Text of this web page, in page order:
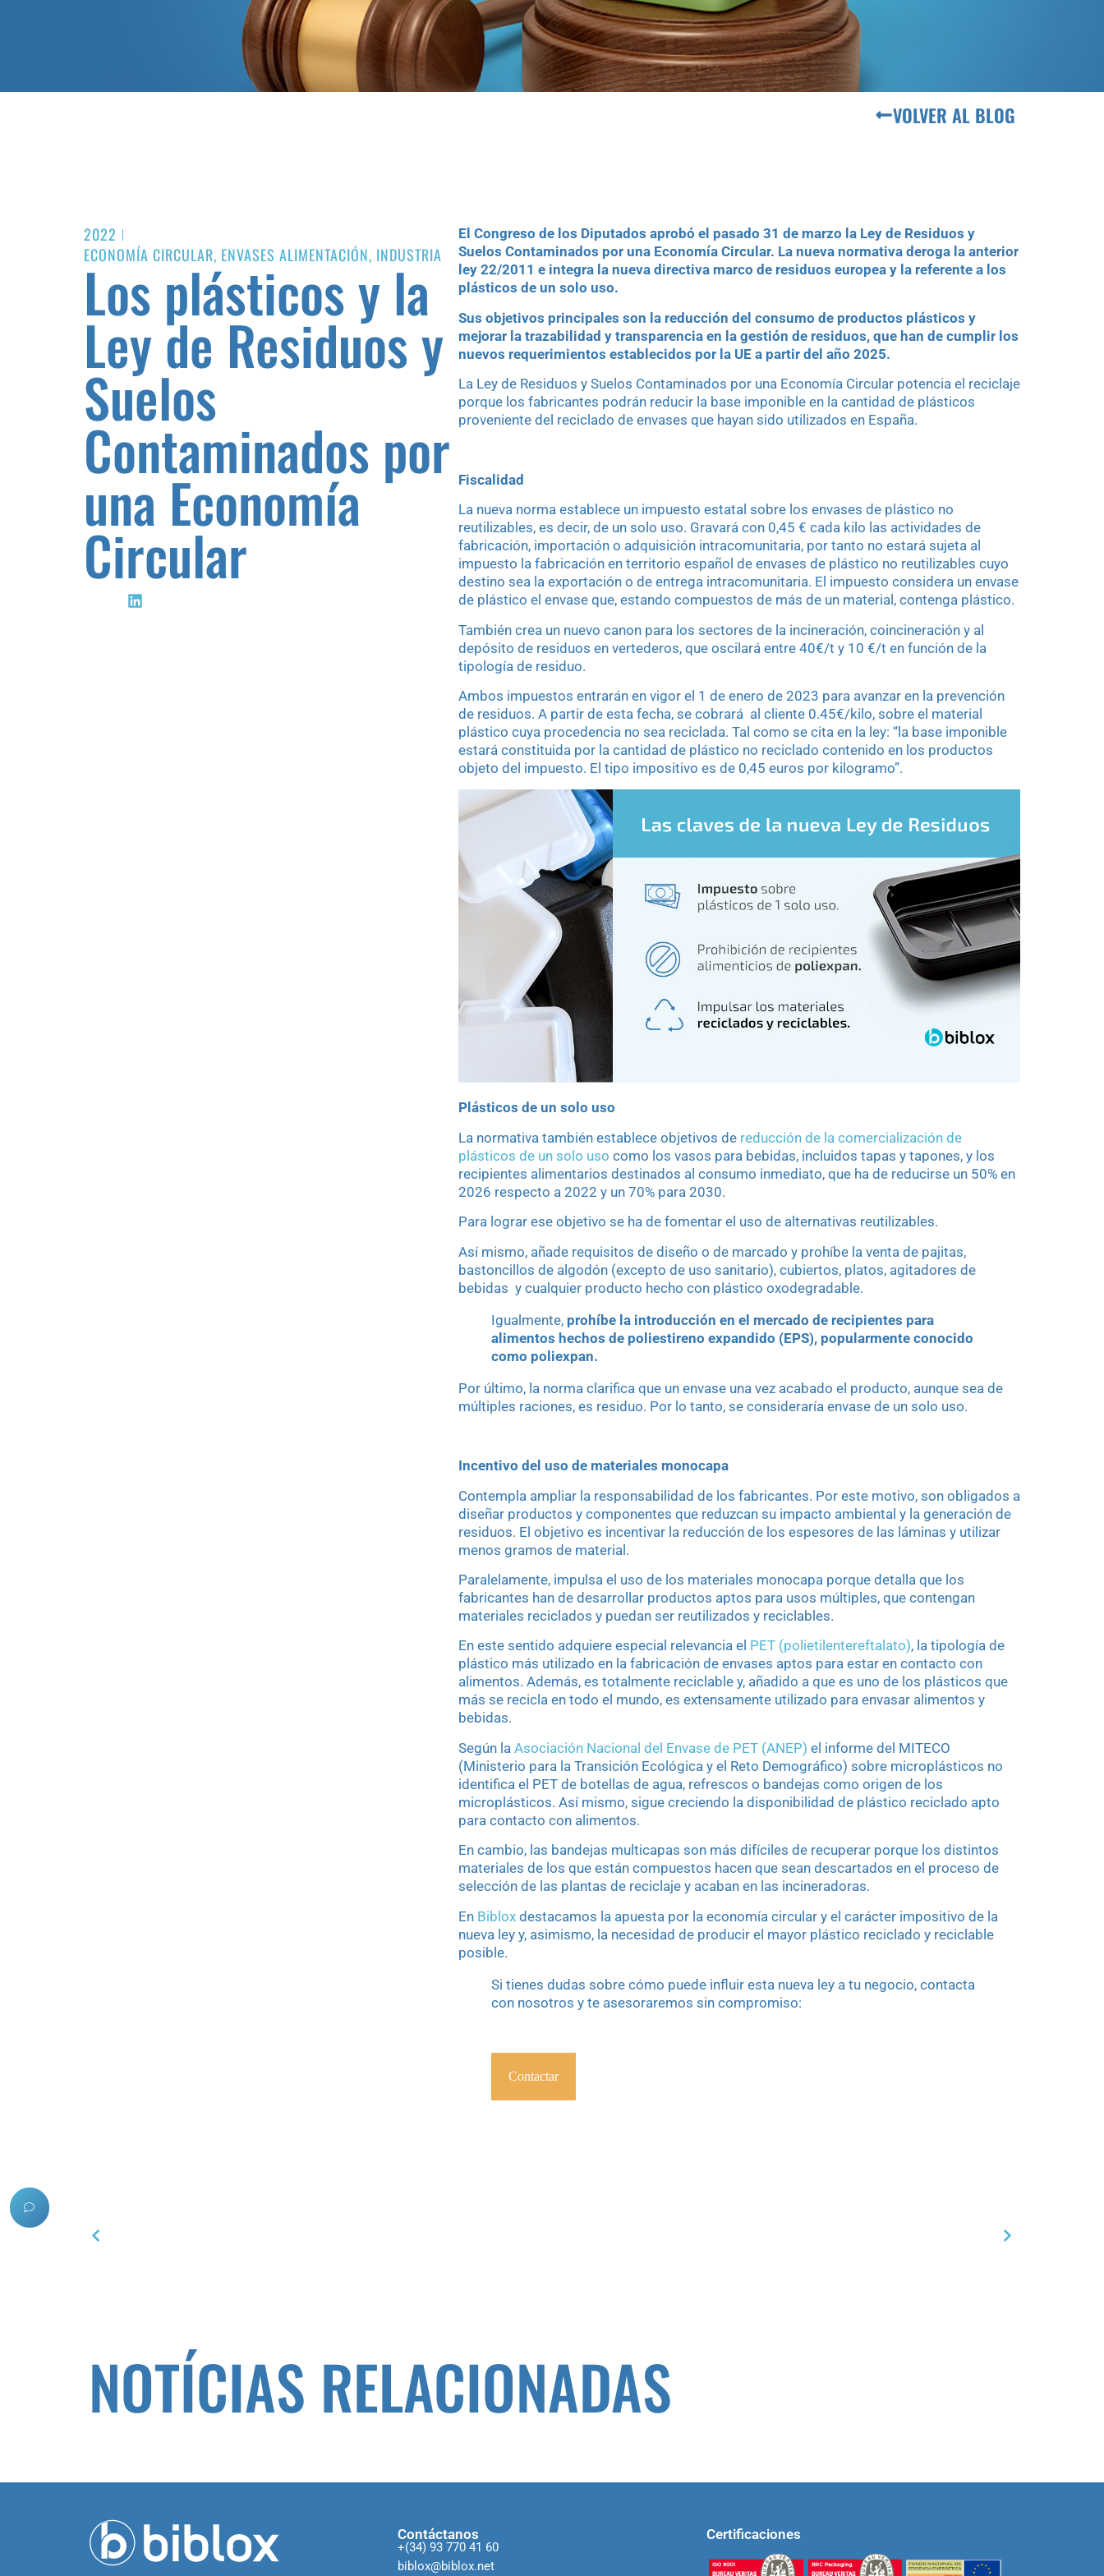
VOLVER AL BLOG
2022
ECONOMÍA CIRCULAR, ENVASES ALIMENTACIÓN, INDUSTRIA
Los plásticos y la
Ley de Residuos y
Suelos
Contaminados por
una Economía
Circular
El Congreso de los Diputados aprobó el pasado 31 de marzo la Ley de Residuos y
Suelos Contaminados por una Economía Circular. La nueva normativa deroga la anterior
ley 22/2011 e integra la nueva directiva marco de residuos europea y la referente a los
plásticos de un solo uso.
Sus objetivos principales son la reducción del consumo de productos plásticos y
mejorar la trazabilidad y transparencia en la gestión de residuos, que han de cumplir los
nuevos requerimientos establecidos por la UE a partir del año 2025.
La Ley de Residuos y Suelos Contaminados por una Economía Circular potencia el reciclaje
porque los fabricantes podrán reducir la base imponible en la cantidad de plásticos
proveniente del reciclado de envases que hayan sido utilizados en España.
Fiscalidad
La nueva norma establece un impuesto estatal sobre los envases de plástico no
reutilizables, es decir, de un solo uso. Gravará con 0,45 € cada kilo las actividades de
fabricación, importación o adquisición intracomunitaria, por tanto no estará sujeta al
impuesto la fabricación en territorio español de envases de plástico no reutilizables cuyo
destino sea la exportación o de entrega intracomunitaria. El impuesto considera un envase
de plástico el envase que, estando compuestos de más de un material, contenga plástico.
También crea un nuevo canon para los sectores de la incineración, coincineración y al
depósito de residuos en vertederos, que oscilará entre 40€/t y 10 €/t en función de la
tipología de residuo.
Ambos impuestos entrarán en vigor el 1 de enero de 2023 para avanzar en la prevención
de residuos. A partir de esta fecha, se cobrará al cliente 0.45€/kilo, sobre el material
plástico cuya procedencia no sea reciclada. Tal como se cita en la ley: “la base imponible
estará constituida por la cantidad de plástico no reciclado contenido en los productos
objeto del impuesto. El tipo impositivo es de 0,45 euros por kilogramo”.
Plásticos de un solo uso
La normativa también establece objetivos de reducción de la comercialización de
plásticos de un solo uso como los vasos para bebidas, incluidos tapas y tapones, y los
recipientes alimentarios destinados al consumo inmediato, que ha de reducirse un 50% en
2026 respecto a 2022 y un 70% para 2030.
Para lograr ese objetivo se ha de fomentar el uso de alternativas reutilizables.
Así mismo, añade requisitos de diseño o de marcado y prohíbe la venta de pajitas,
bastoncillos de algodón (excepto de uso sanitario), cubiertos, platos, agitadores de
bebidas y cualquier producto hecho con plástico oxodegradable.
Igualmente, prohíbe la introducción en el mercado de recipientes para
alimentos hechos de poliestireno expandido (EPS), popularmente conocido
como poliexpan.
Por último, la norma clarifica que un envase una vez acabado el producto, aunque sea de
múltiples raciones, es residuo. Por lo tanto, se consideraría envase de un solo uso.
Incentivo del uso de materiales monocapa
Contempla ampliar la responsabilidad de los fabricantes. Por este motivo, son obligados a
diseñar productos y componentes que reduzcan su impacto ambiental y la generación de
residuos. El objetivo es incentivar la reducción de los espesores de las láminas y utilizar
menos gramos de material.
Paralelamente, impulsa el uso de los materiales monocapa porque detalla que los
fabricantes han de desarrollar productos aptos para usos múltiples, que contengan
materiales reciclados y puedan ser reutilizados y reciclables.
En este sentido adquiere especial relevancia el PET (polietilentereftalato), la tipología de
plástico más utilizado en la fabricación de envases aptos para estar en contacto con
alimentos. Además, es totalmente reciclable y, añadido a que es uno de los plásticos que
más se recicla en todo el mundo, es extensamente utilizado para envasar alimentos y
bebidas.
Según la Asociación Nacional del Envase de PET (ANEP) el informe del MITECO
(Ministerio para la Transición Ecológica y el Reto Demográfico) sobre microplásticos no
identifica el PET de botellas de agua, refrescos o bandejas como origen de los
microplásticos. Así mismo, sigue creciendo la disponibilidad de plástico reciclado apto
para contacto con alimentos.
En cambio, las bandejas multicapas son más difíciles de recuperar porque los distintos
materiales de los que están compuestos hacen que sean descartados en el proceso de
selección de las plantas de reciclaje y acaban en las incineradoras.
En Biblox destacamos la apuesta por la economía circular y el carácter impositivo de la
nueva ley y, asimismo, la necesidad de producir el mayor plástico reciclado y reciclable
posible.
Si tienes dudas sobre cómo puede influir esta nueva ley a tu negocio, contacta
con nosotros y te asesoraremos sin compromiso:
Contactar
NOTÍCIAS RELACIONADAS
Contáctanos
+(34) 93 770 41 60
biblox@biblox.net
Certificaciones